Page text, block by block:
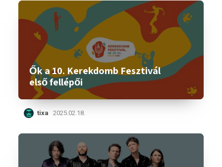
Ők a 10. Kerekdomb Fesztivál
első fellépői
tixa 2025.02.18.